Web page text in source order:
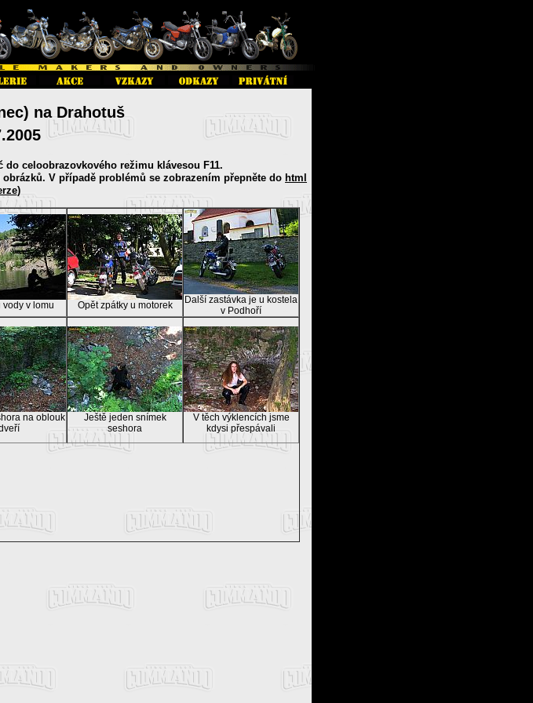
na Drahotuš
celoobrazovkového režimu klávesou F11.
V případě problémů se zobrazením přepněte do html
)
vody v lomu Opět zpátky u motorek
Další zastávka je u kostela
v Podhoří
na oblouk
Ještě jeden snímek
seshora
V těch výklencích jsme
kdysi přespávali